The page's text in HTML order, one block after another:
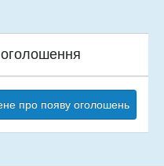
про появу оголошень